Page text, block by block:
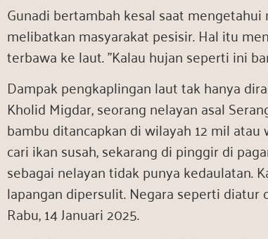
Gunadi bertambah kesal saat
melibatkan masyarakat pesisir. Hal itu
terbawa ke laut. ”Kalau hujan seperti ini
Dampak pengkaplingan laut tak hanya
Kholid Migdar, seorang nelayan asal
bambu ditancapkan di wilayah 12 mil
cari ikan susah, sekarang di pinggir di
sebagai nelayan tidak punya kedaulatan.
lapangan dipersulit. Negara seperti diatur
Rabu, 14 Januari 2025.